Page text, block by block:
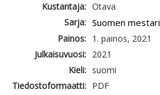
Kustantaja: Otava
Sarja: Suomen mestari
Painos: 1. painos, 2021
Julkaisuvuosi: 2021
Kieli: suomi
Tiedostoformaatti: PDF